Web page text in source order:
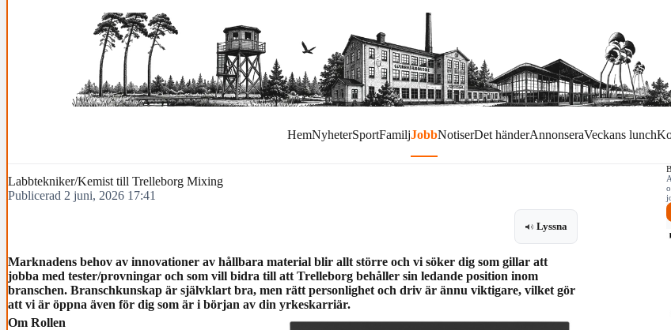
HemNyheterSportFamiljJobbNotiserDet händerAnnonseraVeckans lunch
Labbtekniker/Kemist till Trelleborg Mixing
Publicerad 2 juni, 2026 17:41
Lyssna
Marknadens behov av innovationer av hållbara material blir allt större och vi söker dig som gillar att
jobba med tester/provningar och som vill bidra till att Trelleborg behåller sin ledande position inom
branschen. Branschkunskap är självklart bra, men rätt personlighet och driv är ännu viktigare, vilket gör
att vi är öppna även för dig som är i början av din yrkeskarriär.
Om Rollen